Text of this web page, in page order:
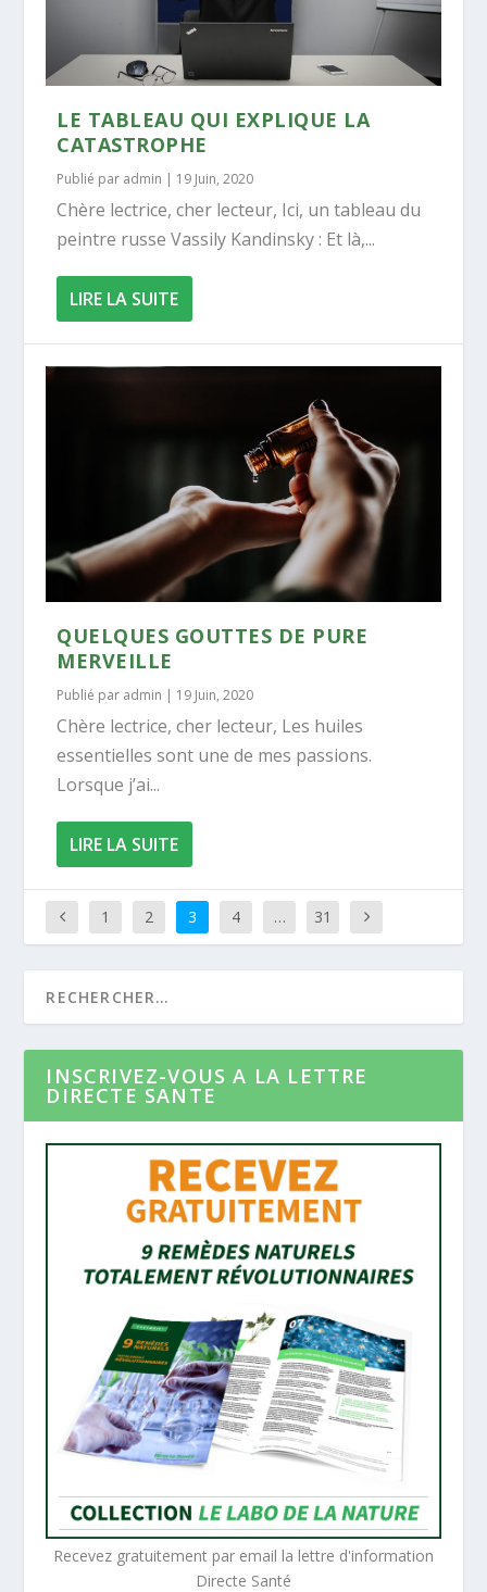
LE TABLEAU QUI EXPLIQUE LA
CATASTROPHE
Publié par admin | 19 Juin, 2020
Chère lectrice, cher lecteur, Ici, un tableau du
peintre russe Vassily Kandinsky : Et là,...
LIRE LA SUITE
QUELQUES GOUTTES DE PURE
MERVEILLE
Publié par admin | 19 Juin, 2020
Chère lectrice, cher lecteur, Les huiles
essentielles sont une de mes passions.
Lorsque j’ai...
LIRE LA SUITE
1 2 3 4 … 31
INSCRIVEZ-VOUS A LA LETTRE
DIRECTE SANTE
Recevez gratuitement par email la lettre d'information
Directe Santé